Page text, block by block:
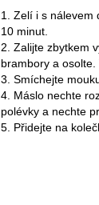
1. Zelí i s nálevem
10 minut.
2. Zalijte zbytkem
brambory a
3. Smíchejte
4. Máslo nechte
polévky a nechte
5. Přidejte na